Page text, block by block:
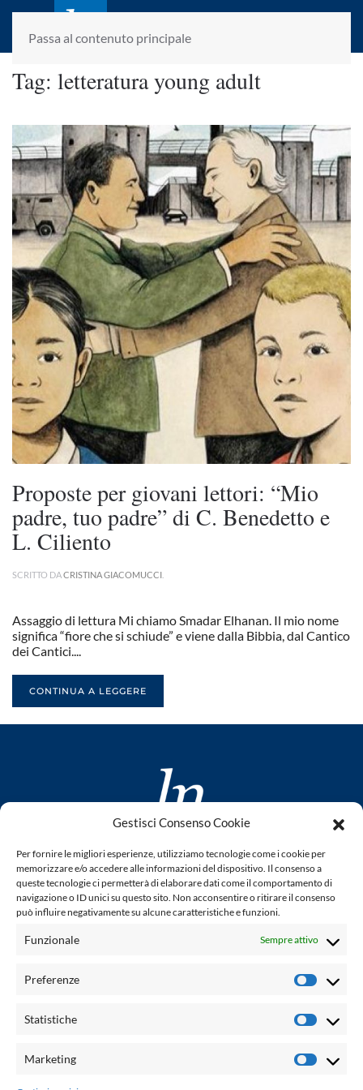
Gestisci Consenso Cookie
Per fornire le migliori esperienze, utilizziamo tecnologie come i cookie per
memorizzare e/o accedere alle informazioni del dispositivo. Il consenso a
queste tecnologie ci permetterà di elaborare dati come il comportamento di
navigazione o ID unici su questo sito. Non acconsentire o ritirare il consenso
può influire negativamente su alcune caratteristiche e funzioni.
Funzionale Sempre attivo
Preferenze
Statistiche
Marketing
Passa al contenuto principale
laletteraturaenoi.it
fondato da Romano Luperini
Tag: letteratura young adult
Proposte per giovani lettori: “Mio
padre, tuo padre” di C. Benedetto e
L. Ciliento
SCRITTO DACRISTINA GIACOMUCCI
Assaggio di lettura Mi chiamo Smadar Elhanan. Il mio nome
significa “fiore che si schiude” e viene dalla Bibbia, dal Cantico
dei Cantici....
CONTINUA A LEGGERE
www.laletteraturaenoi.it
fondato da Romano Luperini
Questo blog non rappresenta una testata giornalistica in
quanto viene aggiornato senza alcuna periodicità. Non può
legge n° 62 del 7.03.2001. L'autore non è responsabile per
email: